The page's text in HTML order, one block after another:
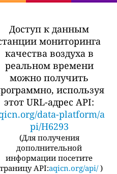
Доступ к данным
мониторинга
качества воздуха в
реальном времени
можно получить
используя
этот URL-адрес API:
data-platform/a
pi/H6293
(Для получения
дополнительной
информации посетите
API:aqicn.org/api/ )